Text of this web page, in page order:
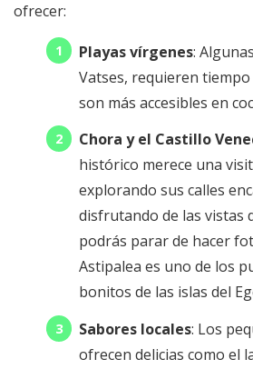
ofrecer:
Playas vírgenes:
Vatses, requieren
son más accesibles en
Chora y el Castillo
histórico merece una
explorando sus calles
disfrutando de las vistas
podrás parar de hacer
Astipalea es uno de los
bonitos de las islas del
Sabores locales: Los
ofrecen delicias como el